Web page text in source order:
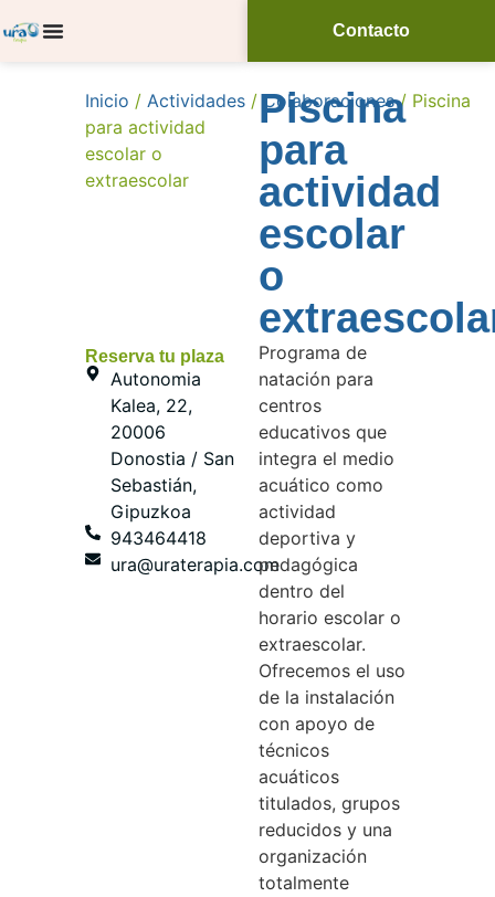
Contacto
Inicio /Actividades /Colaboraciones/ Piscina
para actividad
escolar o
extraescolar
Reserva tu plaza
Autonomia
Kalea, 22,
20006
Donostia / San
Sebastián,
Gipuzkoa
943464418
ura@uraterapia.com
Piscina
para
actividad
escolar
o
Programa de
natación para
centros
educativos que
integra el medio
acuático como
actividad
deportiva y
pedagógica
dentro del
horario escolar o
extraescolar.
Ofrecemos el uso
de la instalación
con apoyo de
técnicos
acuáticos
titulados, grupos
reducidos y una
organización
totalmente